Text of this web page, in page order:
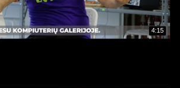
4:15